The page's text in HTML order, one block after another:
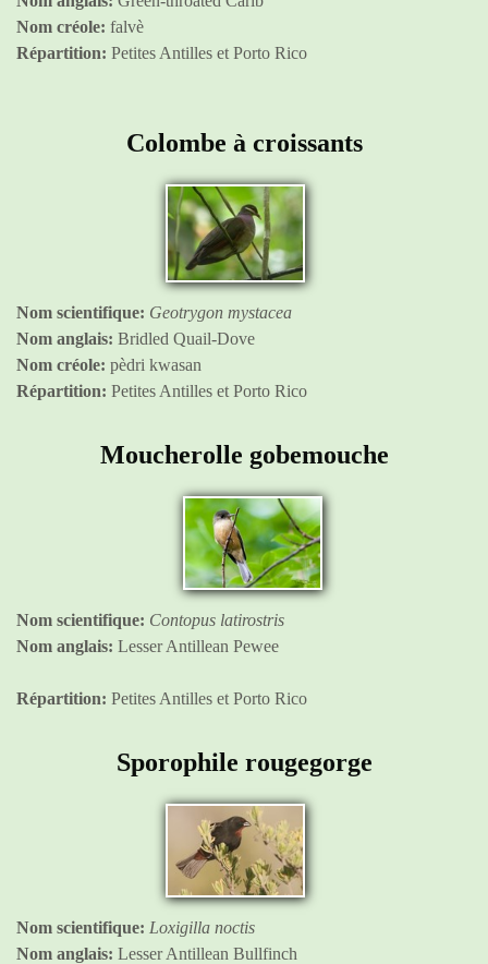
Nom créole: falvè
Répartition: Petites Antilles et Porto Rico
Colombe à croissants
Nom scientifique: Geotrygon mystacea
Nom anglais: Bridled Quail-Dove
Nom créole: pèdri kwasan
Répartition: Petites Antilles et Porto Rico
Moucherolle gobemouche
Nom scientifique: Contopus latirostris
Nom anglais: Lesser Antillean Pewee
Répartition: Petites Antilles et Porto Rico
Sporophile rougegorge
Nom scientifique: Loxigilla noctis
Nom anglais: Lesser Antillean Bullfinch